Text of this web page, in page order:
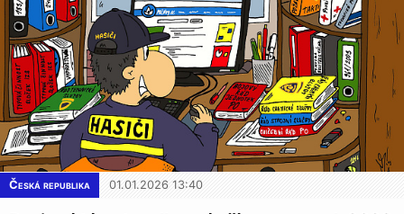
Česká republika 01.01.2026 13:40